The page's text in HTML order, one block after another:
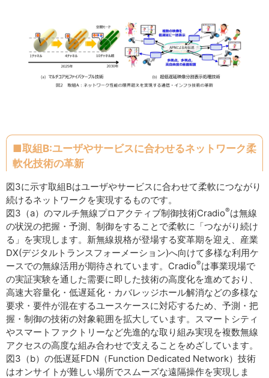
■取組B:ユーザやサービスに合わせるネットワーク柔
軟化技術の革新
図3に示す取組Bはユーザやサービスに合わせて柔軟につながり
続けるネットワークを実現するものです。
図3（a）のマルチ無線プロアクティブ制御技術Cradio®は無線
の状況の把握・予測、制御をすることで柔軟に「つながり続け
る」を実現します。新無線規格が登場する変革期を迎え、産業
DX(デジタルトランスフォーメーション)へ向けて多様な利用ケ
ースでの無線活用が期待されています。Cradio®は事業現場で
の実証実験を通した需要に即した技術の高度化を進めており、
高速大容量化・低遅延化・カバレッジホール解消などの多様な
要求・要件が混在するユースケースに対応するため、予測・把
握・制御の技術の対象範囲を拡大しています。スマートシティ
やスマートファクトリーなど先進的な取り組み実現を複数無線
アクセスの高度な組み合わせで支えることをめざしています。
図3（b）の低遅延FDN（Function Dedicated Network）技術
はオンサイトが難しい場所でスムーズな遠隔操作を実現しま